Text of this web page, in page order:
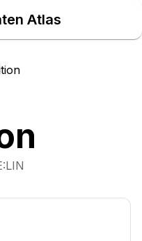
Atlas